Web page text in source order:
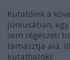
Kutatóink a
júniusában,
sem régészeti
támasztja alá,
kutathatók):